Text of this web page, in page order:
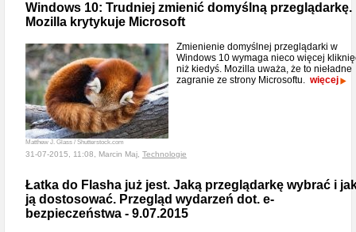
Windows 10: Trudniej zmienić domyślną przeglądarkę.
Mozilla krytykuje Microsoft
Matthew J. Glass / Shutterstock.com
Zmienienie domyślnej przeglądarki w
Windows 10 wymaga nieco więcej
niż kiedyś. Mozilla uważa, że to nieładne
zagranie ze strony Microsoftu. więcej
31-07-2015, 11:08, Marcin Maj, Technologie
Łatka do Flasha już jest. Jaką przeglądarkę wybrać i
ją dostosować. Przegląd wydarzeń dot. e-
bezpieczeństwa - 9.07.2015